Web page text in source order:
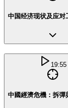
中国经济现状及应对
19:55
中國經濟危機：拆彈